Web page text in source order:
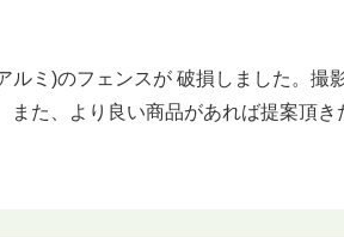
ルミ)のフェンスが 破損しました。撮
また、より良い商品があれば提案頂き